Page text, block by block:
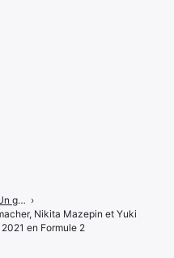
Test F1 2021 - Un grand jeu de Formule 1 qui stagne (un peu) ›
Nikita Mazepin et Yuki
en Formule 2